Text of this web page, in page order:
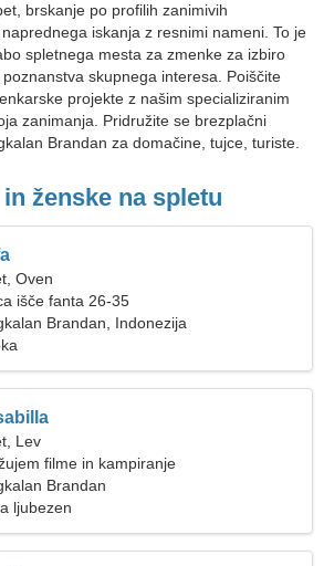
brskanje po profilih zanimivih
iskanja z resnimi nameni. To je
spletnega mesta za zmenke za izbiro
skupnega interesa. Poiščite
projekte z našim specializiranim
zanimanja. Pridružite se brezplačni
Brandan za domačine, tujce, turiste.
ženske na spletu
Oven
išče fanta 26-35
Brandan, Indonezija
Lev
filme in kampiranje
Brandan
ljubezen